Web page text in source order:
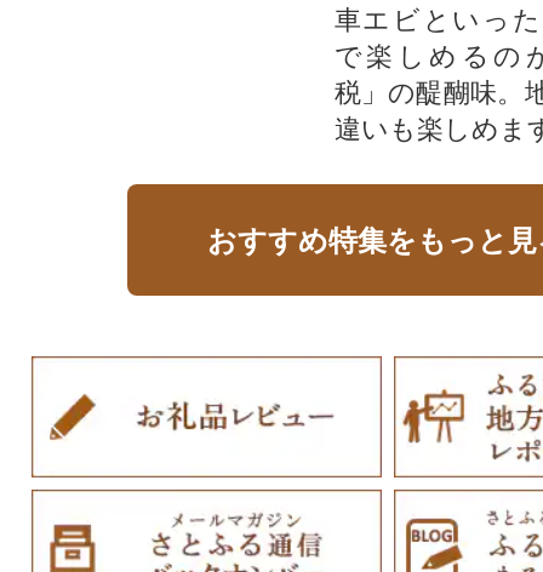
車エビといっ
で楽しめるの
税」の醍醐味。
違いも楽しめま
おすすめ特集をもっと